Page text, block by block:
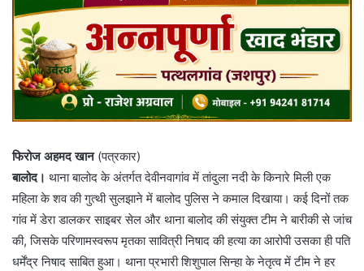
फिरोज अहमद खान(पत्रकार)
बालोद। थाना बालोद के अंतर्गत देवीनवागांव में तांदुला नदी के किनारे मिली एक
महिला के शव की गुत्थी सुलझाने में बालोद पुलिस ने कमाल दिखाया। कई दिनों तक
गांव में डेरा डालकर साइबर सेल और थाना बालोद की संयुक्त टीम ने बारीकी से जांच
की, जिसके परिणामस्वरूप मृतका सावित्री निषाद की हत्या का आरोपी उसका ही पति
धर्मेंद्र निषाद साबित हुआ। थाना प्रभारी शिशुपाल सिन्हा के नेतृत्व में टीम ने हर